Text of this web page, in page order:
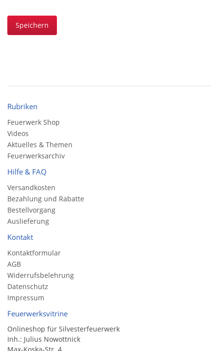
Speichern
Rubriken
Feuerwerk Shop
Videos
Aktuelles & Themen
Feuerwerksarchiv
Hilfe & FAQ
Versandkosten
Bezahlung und Rabatte
Bestellvorgang
Auslieferung
Kontakt
Kontaktformular
AGB
Widerrufsbelehrung
Datenschutz
Impressum
Feuerwerksvitrine
Onlineshop für Silvesterfeuerwerk
Inh.: Julius Nowottnick